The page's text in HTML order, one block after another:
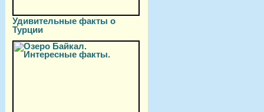
Удивительные факты о
Турции